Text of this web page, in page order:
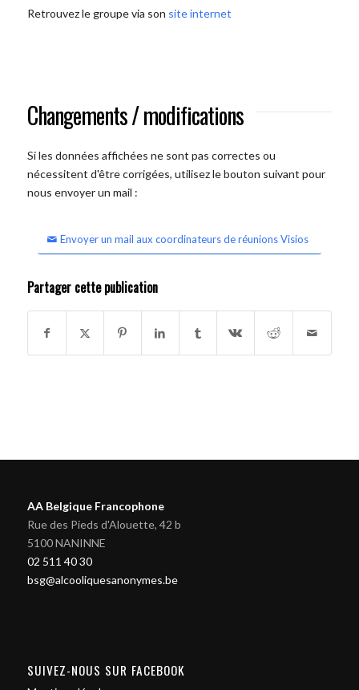
Retrouvez le groupe via son site internet
Changements / modifications
Si les données affichées ne sont pas correctes ou
nécessitent d'être corrigées, utilisez le bouton suivant pour
nous envoyer un mail :
Envoyer un mail aux coordinateurs de réunions Visios
Partager cette publication
AA Belgique Francophone
Rue des Pieds d'Alouette, 42 b
5100 NANINNE
02 511 40 30
bsg@alcooliquesanonymes.be
SUIVEZ-NOUS SUR FACEBOOK